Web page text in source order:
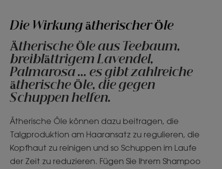
Die Wirkung ätherischer Öle
Ätherische Öle aus Teebaum,
breiblättrigem Lavendel,
Palmarosa ... es gibt zahlreiche
ätherische Öle, die gegen
Schuppen helfen.
Ätherische Öle können dazu beitragen, die
Talgproduktion am Haaransatz zu regulieren, die
Kopfhaut zu reinigen und so Schuppen im Laufe
der Zeit zu reduzieren. Fügen Sie Ihrem Shampoo